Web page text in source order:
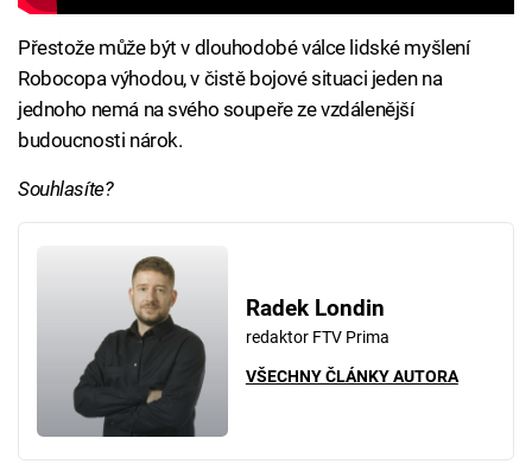
Přestože může být v dlouhodobé válce lidské myšlení
Robocopa výhodou, v čistě bojové situaci jeden na
jednoho nemá na svého soupeře ze vzdálenější
budoucnosti nárok.
Souhlasíte?
Radek Londin
redaktor FTV Prima
VŠECHNY ČLÁNKY AUTORA